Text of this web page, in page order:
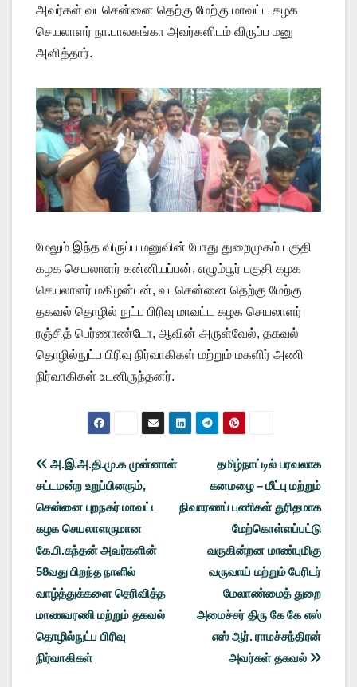
அவர்கள் வடசென்னை தெற்கு மேற்கு மாவட்ட கழக
செயலாளர் நா.பாலகங்கா அவர்களிடம் விருப்ப மனு
அளித்தார்.
மேலும் இந்த விருப்ப மனுவின் போது துறைமுகம் பகுதி
கழக செயலாளர் கன்னியப்பன், எழும்பூர் பகுதி கழக
செயலாளர் மகிழன்பன், வடசென்னை தெற்கு மேற்கு
தகவல் தொழில் நுட்ப பிரிவு மாவட்ட கழக செயலாளர்
ரஞ்சித் பெர்ணாண்டோ, ஆவின் அருள்வேல், தகவல்
தொழில்நுட்ப பிரிவு நிர்வாகிகள் மற்றும் மகளிர் அணி
நிர்வாகிகள் உடனிருந்தனர்.
Post
navigation
தமிழ்நாட்டில் பரவலாக
கனமழை – மீட்பு மற்றும்
நிவாரணப் பணிகள் துரிதமாக
மேற்கொள்ளப்பட்டு
வருகின்றன மாண்புமிகு
வருவாய் மற்றும் பேரிடர்
மேலாண்மைத் துறை
அமைச்சர் திரு கே கே எஸ்
எஸ் ஆர். ராமச்சந்திரன்
அவர்கள் தகவல்
அ.இ.அ.தி.மு.க முன்னாள்
சட்டமன்ற உறுப்பினரும்,
சென்னை புறநகர் மாவட்ட
கழக செயலாளருமான
கே.பி.கந்தன் அவர்களின்
58வது பிறந்த நாளில்
வாழ்த்துக்களை தெரிவித்த
மாணவரணி மற்றும் தகவல்
தொழில்நுட்ப பிரிவு
நிர்வாகிகள்